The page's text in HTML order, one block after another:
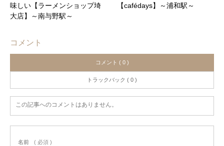
味しい【ラーメンショップ埼
大店】～南与野駅～
【cafédays】～浦和駅～
コメント
コメント ( 0 )
トラックバック ( 0 )
この記事へのコメントはありません。
名前 ( 必須 )